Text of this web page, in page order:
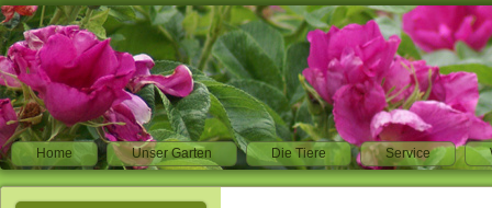
Home Unser Garten Die Tiere Service